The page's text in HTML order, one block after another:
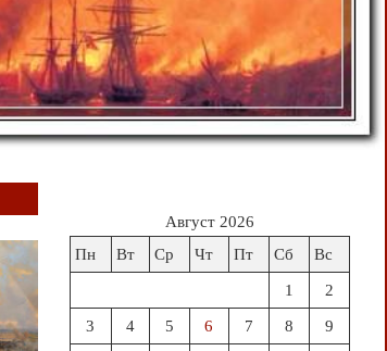
Август 2026
Пн
Вт Ср Чт Пт Сб Вс
1 2
3 4 5 6 7 8 9